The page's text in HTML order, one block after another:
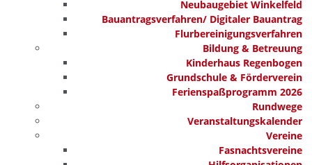
Neubaugebiet Winkelfeld
Bauantragsverfahren/ Digitaler Bauantrag
Flurbereinigungsverfahren
Bildung & Betreuung
Kinderhaus Regenbogen
Grundschule & Förderverein
Ferienspaßprogramm 2026
Rundwege
Veranstaltungskalender
Vereine
Fasnachtsvereine